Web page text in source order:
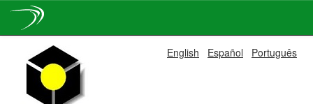
navigation
English Español Português